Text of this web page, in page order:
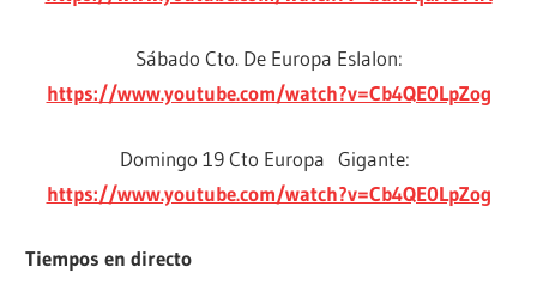
Sábado Cto. De Europa Eslalon:
https://www.youtube.com/watch?v=Cb4QE0LpZog
Domingo 19 Cto Europa Gigante:
https://www.youtube.com/watch?v=Cb4QE0LpZog
Tiempos en directo